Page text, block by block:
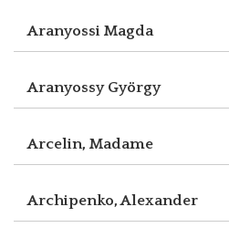
Aranyossi Magda
Aranyossy György
Arcelin, Madame
Archipenko, Alexander